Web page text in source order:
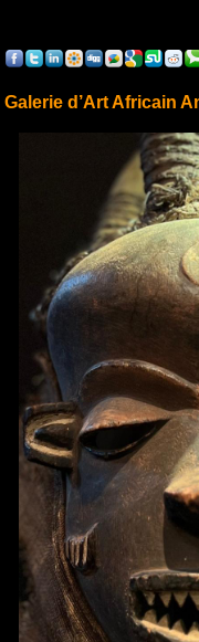
Galerie d’Art Africain